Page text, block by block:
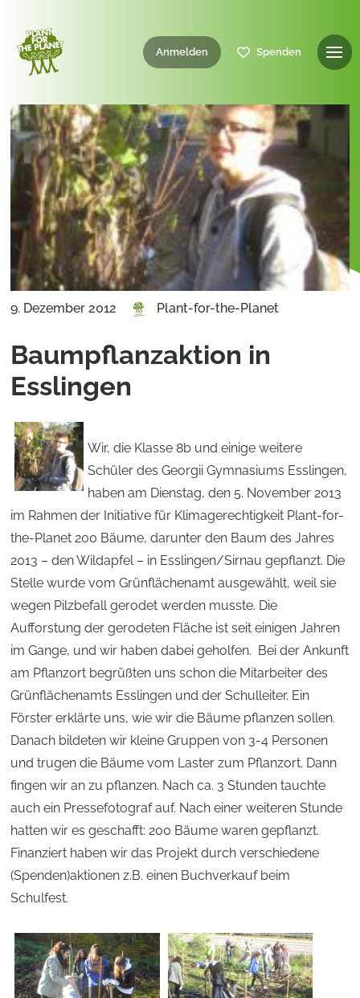
Anmelden Spenden
9. Dezember 2012 Plant-for-the-Planet
Baumpflanzaktion in
Esslingen
Wir, die Klasse 8b und einige weitere
Schüler des Georgii Gymnasiums Esslingen,
haben am Dienstag, den 5. November 2013
im Rahmen der Initiative für Klimagerechtigkeit Plant-for-
the-Planet 200 Bäume, darunter den Baum des Jahres
2013 – den Wildapfel – in Esslingen/Sirnau gepflanzt. Die
Stelle wurde vom Grünflächenamt ausgewählt, weil sie
wegen Pilzbefall gerodet werden musste. Die
Aufforstung der gerodeten Fläche ist seit einigen Jahren
im Gange, und wir haben dabei geholfen. Bei der Ankunft
am Pflanzort begrüßten uns schon die Mitarbeiter des
Grünflächenamts Esslingen und der Schulleiter. Ein
Förster erklärte uns, wie wir die Bäume pflanzen sollen.
Danach bildeten wir kleine Gruppen von 3-4 Personen
und trugen die Bäume vom Laster zum Pflanzort. Dann
fingen wir an zu pflanzen. Nach ca. 3 Stunden tauchte
auch ein Pressefotograf auf. Nach einer weiteren Stunde
hatten wir es geschafft: 200 Bäume waren gepflanzt.
Finanziert haben wir das Projekt durch verschiedene
(Spenden)aktionen z.B. einen Buchverkauf beim
Schulfest.